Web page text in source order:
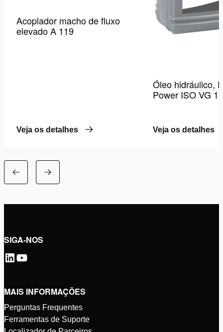
Acoplador macho de fluxo
elevado A 119
Veja os detalhes
Óleo hidráulico,
Power ISO VG
Veja os detalhes
SIGA-NOS
MAIS INFORMAÇÕES
Perguntas Frequentes
Ferramentas de Suporte